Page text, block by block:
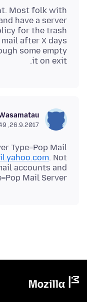
Most folk with
have a server
for the trash
after X days
some empty
it on exit.
26.9.2017, 2:49
Type=Pop Mail
. Not
accounts and
Mail Server.